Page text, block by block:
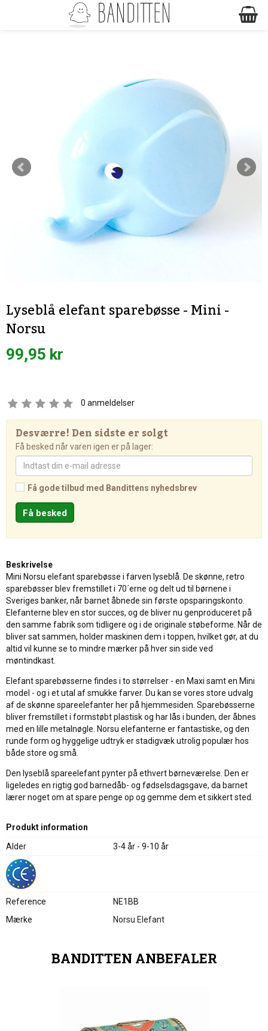
Lyseblå elefant sparebøsse - Mini -
Norsu
99,95 kr
0 anmeldelser
Desværre! Den sidste er solgt
Få besked når varen igen er på lager:
Få gode tilbud med Bandittens nyhedsbrev
Beskrivelse
Mini Norsu elefant sparebøsse i farven lyseblå. De skønne, retro
sparebøsser blev fremstillet i 70´erne og delt ud til børnene i
Sveriges banker, når barnet åbnede sin første opsparingskonto.
Elefanterne blev en stor succes, og de bliver nu genproduceret på
den samme fabrik som tidligere og i de originale støbeforme. Når de
bliver sat sammen, holder maskinen dem i toppen, hvilket gør, at du
altid vil kunne se to mindre mærker på hver sin side ved
møntindkast.
Elefant sparebøsserne findes i to størrelser - en Maxi samt en Mini
model - og i et utal af smukke farver. Du kan se vores store udvalg
af de skønne spareelefanter her på hjemmesiden. Sparebøsserne
bliver fremstillet i formstøbt plastisk og har lås i bunden, der åbnes
med en lille metalnøgle. Norsu elefanterne er fantastiske, og den
runde form og hyggelige udtryk er stadigvæk utrolig populær hos
både store og små.
Den lyseblå spareelefant pynter på ethvert børneværelse. Den er
ligeledes en rigtig god barnedåb- og fødselsdagsgave, da barnet
lærer noget om at spare penge op og gemme dem et sikkert sted.
Produkt information
Alder
3-4 år - 9-10 år
Reference
NE1BB
Mærke
Norsu Elefant
BANDITTEN ANBEFALER